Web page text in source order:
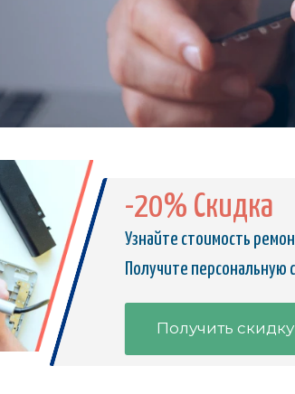
-20% Скидка
Узнайте стоимость
Получите персональную
Получить